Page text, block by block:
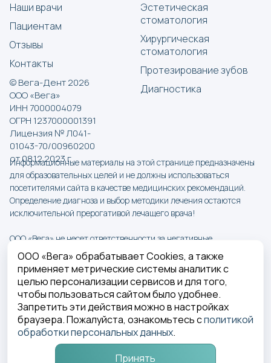
© Вега-Дент 2026
ООО «Вега»
ИНН 7000004079
ОГРН 1237000001391
Лицензия № Л041-
01043-70/00960200
от 08.12.2023 г.
Наши врачи
Пациентам
Отзывы
Контакты
Эстетическая
стоматология
Хирургическая
стоматология
Протезирование зубов
Диагностика
Информационные материалы на этой странице предназначены
для образовательных целей и не должны использоваться
посетителями сайта в качестве медицинских рекомендаций.
Определение диагноза и выбор методики лечения остаются
исключительной прерогативой лечащего врача!
ООО «Вега» не несет ответственности за негативные
последствия, возникшие при использовании информации на
сайте Вега-Дент.
ООО «Вега» Лицензия № Л041-01043-70/00960200 от
08.12.2023 г.
Политика в отношении обработки персональных данных
ИМЕЮТСЯ ПРОТИВОПОКАЗАНИЯ.
ООО «Вега» обрабатывает Cookies, а также
применяет метрические системы аналитик с
целью персонализации сервисов и для того,
чтобы пользоваться сайтом было удобнее.
Запретить эти действия можно в настройках
браузера. Пожалуйста, ознакомьтесь сполитикой
обработки персональных данных.
Принять